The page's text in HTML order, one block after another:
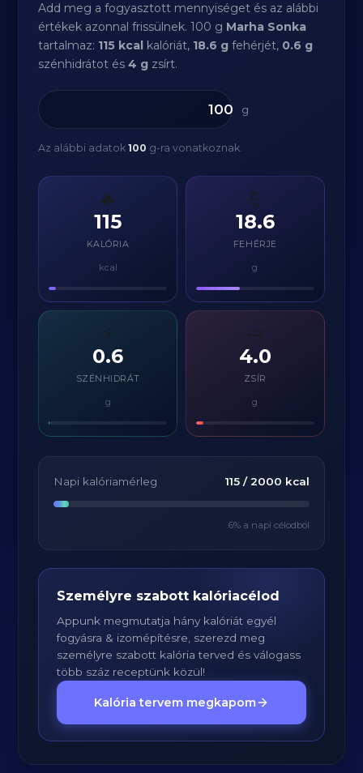
Add meg a fogyasztott mennyiséget és az alábbi
értékek azonnal frissülnek. 100 g Marha Sonka
tartalmaz: 115 kcal kalóriát, 18.6 g fehérjét, 0.6 g
szénhidrátot és4 g zsírt.
g
Az alábbi adatok100 g-ra vonatkoznak.
🔥
115
KALÓRIA
kcal
💪
18.6
FEHÉRJE
g
⚡
0.6
SZÉNHIDRÁT
g
4.0
ZSÍR
g
Napi kalóriamérleg 115/ 2000 kcal
6% a napi célodból
Személyre szabott kalóriacélod
Appunk megmutatja hány kalóriát egyél
fogyásra & izomépítésre, szerezd meg
személyre szabott kalória terved és válogass
több száz receptünk közül!
Kalória tervem megkapom